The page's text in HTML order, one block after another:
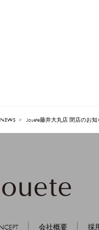
NEWS Jouete藤井大丸店 閉店のお
会社概要 採